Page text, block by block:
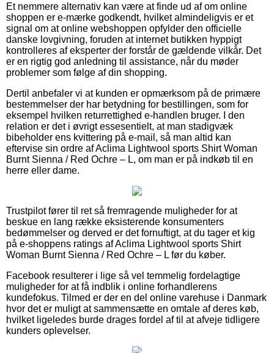
Et nemmere alternativ kan være at finde ud af om online
shoppen er e-mærke godkendt, hvilket almindeligvis er et
signal om at online webshoppen opfylder den officielle
danske lovgivning, foruden at internet butikken hyppigt
kontrolleres af eksperter der forstår de gældende vilkår. Det
er en rigtig god anledning til assistance, når du møder
problemer som følge af din shopping.
Dertil anbefaler vi at kunden er opmærksom på de primære
bestemmelser der har betydning for bestillingen, som for
eksempel hvilken returrettighed e-handlen bruger. I den
relation er det i øvrigt essesentielt, at man stadigvæk
bibeholder ens kvittering på e-mail, så man altid kan
eftervise sin ordre af Aclima Lightwool sports Shirt Woman
Burnt Sienna / Red Ochre – L, om man er på indkøb til en
herre eller dame.
Trustpilot fører til ret så fremragende muligheder for at
beskue en lang række eksisterende konsumenters
bedømmelser og derved er det fornuftigt, at du tager et kig
på e-shoppens ratings af Aclima Lightwool sports Shirt
Woman Burnt Sienna / Red Ochre – L før du køber.
Facebook resulterer i lige så vel temmelig fordelagtige
muligheder for at få indblik i online forhandlerens
kundefokus. Tilmed er der en del online varehuse i Danmark
hvor det er muligt at sammensætte en omtale af deres køb,
hvilket ligeledes burde drages fordel af til at afveje tidligere
kunders oplevelser.